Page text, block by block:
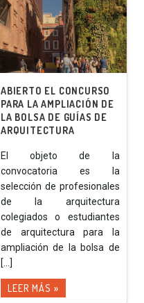
ABIERTO EL CONCURSO
PARA LA AMPLIACIÓN DE
LA BOLSA DE GUÍAS DE
ARQUITECTURA
El objeto de la
convocatoria es la
selección de profesionales
de la arquitectura
colegiados o estudiantes
de arquitectura para la
ampliación de la bolsa de
[...]
LEER MÁS »